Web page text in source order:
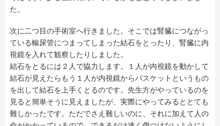
た。
次に二つ目の手術室へ行きました。そこでは腎臓につながっ
ている輸尿管につまってしまった結石をとったり、腎臓に内
視鏡を入れて観察したりしました。
結石をとるには２人で協力します。１人が内視鏡を動かして
結石が見えたらもう１人が内視鏡からバスケットというもの
を出して結石を上手くとるのです。先生方がやっているのを
見ると簡単そうに見えましたが、実際にやってみるととても
難しかったです。ただでさえ難しいのに、それに加えて人の